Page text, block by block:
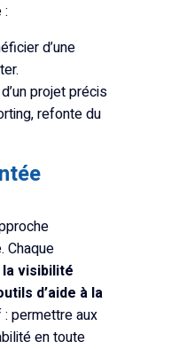
:
d’une
projet précis
refonte du
Chaque
visibilité
d’aide à la
: permettre aux
en toute